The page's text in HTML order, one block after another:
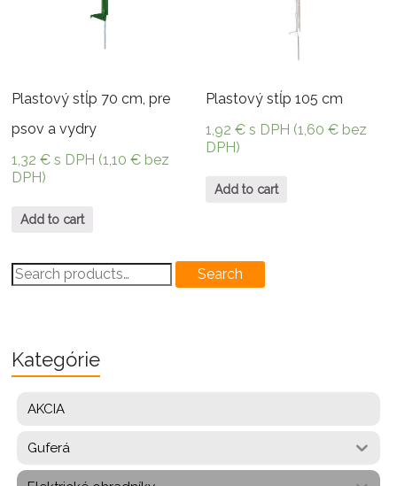
Plastový stĺp 70 cm, pre
psov a vydry
1,32€ s DPH (1,10€ bez
DPH)
Add to cart
Plastový stĺp 105 cm
1,92€ s DPH (1,60€ bez
DPH)
Add to cart
Search
for:
Search
Kategórie
AKCIA
Guferá